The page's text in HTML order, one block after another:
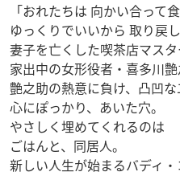
「おれたちは 向かい合って
ゆっくりでいいから 取り戻
妻子を亡くした喫茶店マスタ
家出中の女形役者・喜多川艶
艶之助の熱意に負け、凸凹
心にぽっかり、あいた穴。
やさしく埋めてくれるのは
ごはんと、同居人。
新しい人生が始まるバディ